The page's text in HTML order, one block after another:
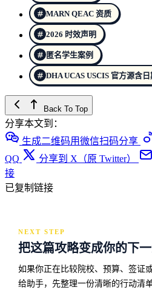
MARN QEAC 资质
2026 时效声明
匿名学生案例
DHA UCAS USCIS 官方源含日
Back To Top
分享本文到：
生成二维码用微信扫码分享
QQ
分享到 X（原 Twitter）
接
已复制链接
NEXT STEP
把这篇攻略变成你的下
如果你正在比较院校、预算、签证
给助手，先整理一份清晰的行动清单